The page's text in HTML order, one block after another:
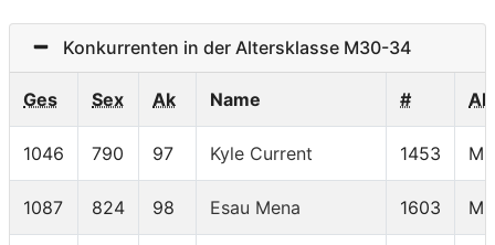
Konkurrenten in der Altersklasse M30-34
Ges Sex Ak Name # AK
1046 790 97 Kyle Current 1453
1087 824 98 Esau Mena 1603